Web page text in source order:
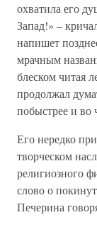
охватила его
Запад!» –
напишет
мрачным
блеском читая
продолжал
побыстрее и во
Его нередко
творческом
религиозного
слово о
Печерина